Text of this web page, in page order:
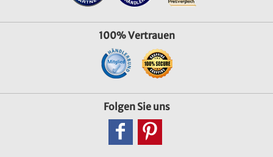
100% Vertrauen
Folgen Sie uns